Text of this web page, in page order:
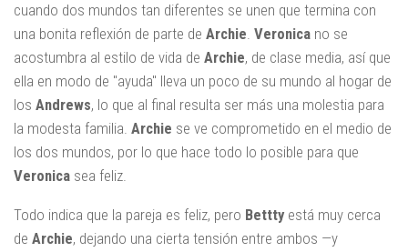
cuando dos mundos tan diferentes se unen que termina con
una bonita reflexión de parte de Archie. Veronica no se
acostumbra al estilo de vida de Archie, de clase media, así que
ella en modo de "ayuda" lleva un poco de su mundo al hogar de
los Andrews, lo que al final resulta ser más una molestia para
la modesta familia. Archie se ve comprometido en el medio de
los dos mundos, por lo que hace todo lo posible para que
Veronica sea feliz.
Todo indica que la pareja es feliz, pero Bettty está muy cerca
de Archie, dejando una cierta tensión entre ambos —y